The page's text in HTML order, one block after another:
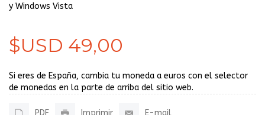
y Windows Vista
$USD 49,00
Si eres de España, cambia tu moneda a euros con el selector
de monedas en la parte de arriba del sitio web.
PDF Imprimir E-mail